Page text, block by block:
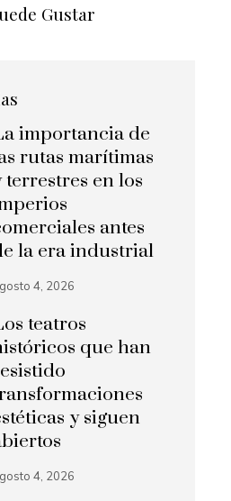
Gustar
importancia de
rutas marítimas
terrestres en los
antes
la era industrial
4, 2026
teatros
que han
y siguen
4, 2026